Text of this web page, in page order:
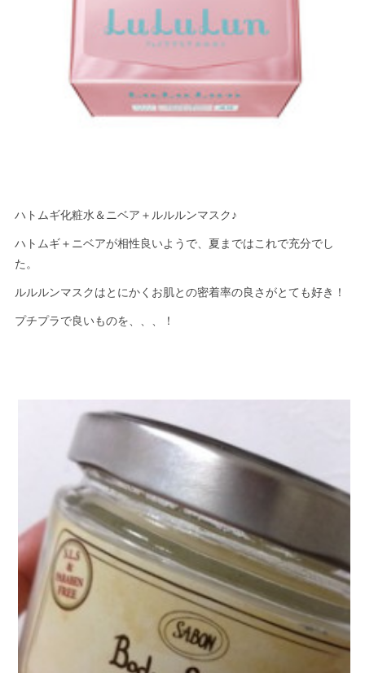
ハトムギ化粧水＆ニベア＋ルルルンマスク♪
ハトムギ＋ニベアが相性良いようで、夏まではこれで充分でし
た。
ルルルンマスクはとにかくお肌との密着率の良さがとても好き！
プチプラで良いものを、、、！